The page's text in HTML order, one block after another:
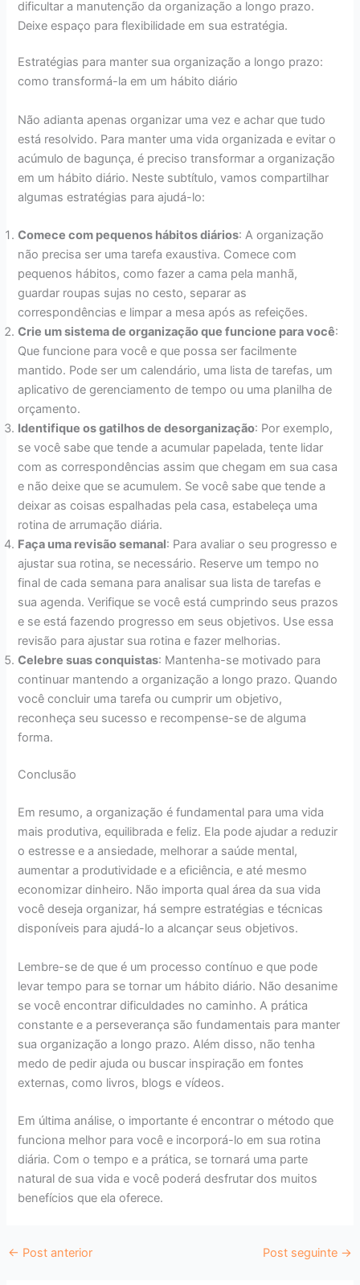
dificultar a manutenção da organização a longo prazo.
Deixe espaço para flexibilidade em sua estratégia.
Estratégias para manter sua organização a longo prazo:
como transformá-la em um hábito diário
Não adianta apenas organizar uma vez e achar que tudo
está resolvido. Para manter uma vida organizada e evitar o
acúmulo de bagunça, é preciso transformar a organização
em um hábito diário. Neste subtítulo, vamos compartilhar
algumas estratégias para ajudá-lo:
Comece com pequenos hábitos diários: A organização
não precisa ser uma tarefa exaustiva. Comece com
pequenos hábitos, como fazer a cama pela manhã,
guardar roupas sujas no cesto, separar as
correspondências e limpar a mesa após as refeições.
Crie um sistema de organização que funcione para você:
Que funcione para você e que possa ser facilmente
mantido. Pode ser um calendário, uma lista de tarefas, um
aplicativo de gerenciamento de tempo ou uma planilha de
orçamento.
Identifique os gatilhos de desorganização: Por exemplo,
se você sabe que tende a acumular papelada, tente lidar
com as correspondências assim que chegam em sua casa
e não deixe que se acumulem. Se você sabe que tende a
deixar as coisas espalhadas pela casa, estabeleça uma
rotina de arrumação diária.
Faça uma revisão semanal: Para avaliar o seu progresso e
ajustar sua rotina, se necessário. Reserve um tempo no
final de cada semana para analisar sua lista de tarefas e
sua agenda. Verifique se você está cumprindo seus prazos
e se está fazendo progresso em seus objetivos. Use essa
revisão para ajustar sua rotina e fazer melhorias.
Celebre suas conquistas: Mantenha-se motivado para
continuar mantendo a organização a longo prazo. Quando
você concluir uma tarefa ou cumprir um objetivo,
reconheça seu sucesso e recompense-se de alguma
forma.
Conclusão
Em resumo, a organização é fundamental para uma vida
mais produtiva, equilibrada e feliz. Ela pode ajudar a reduzir
o estresse e a ansiedade, melhorar a saúde mental,
aumentar a produtividade e a eficiência, e até mesmo
economizar dinheiro. Não importa qual área da sua vida
você deseja organizar, há sempre estratégias e técnicas
disponíveis para ajudá-lo a alcançar seus objetivos.
Lembre-se de que é um processo contínuo e que pode
levar tempo para se tornar um hábito diário. Não desanime
se você encontrar dificuldades no caminho. A prática
constante e a perseverança são fundamentais para manter
sua organização a longo prazo. Além disso, não tenha
medo de pedir ajuda ou buscar inspiração em fontes
externas, como livros, blogs e vídeos.
Em última análise, o importante é encontrar o método que
funciona melhor para você e incorporá-lo em sua rotina
diária. Com o tempo e a prática, se tornará uma parte
natural de sua vida e você poderá desfrutar dos muitos
benefícios que ela oferece.
← Post anterior Post seguinte →